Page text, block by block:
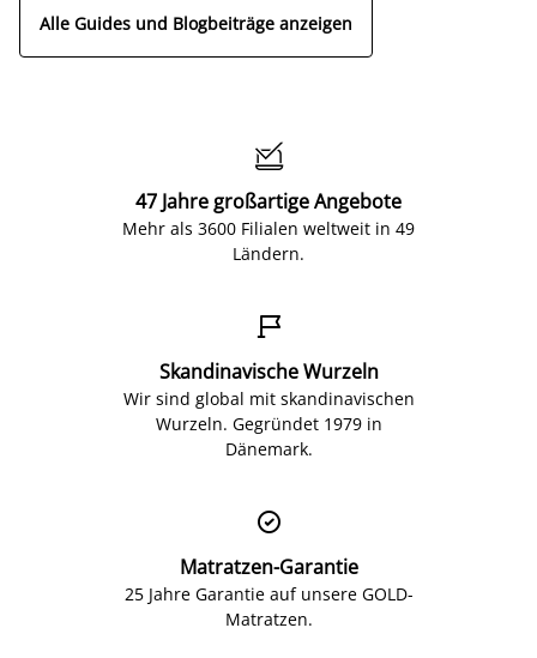
Alle Guides und Blogbeiträge anzeigen

47 Jahre großartige Angebote
Mehr als 3600 Filialen weltweit in 49
Ländern.

Skandinavische Wurzeln
Wir sind global mit skandinavischen
Wurzeln. Gegründet 1979 in
Dänemark.

Matratzen-Garantie
25 Jahre Garantie auf unsere GOLD-
Matratzen.